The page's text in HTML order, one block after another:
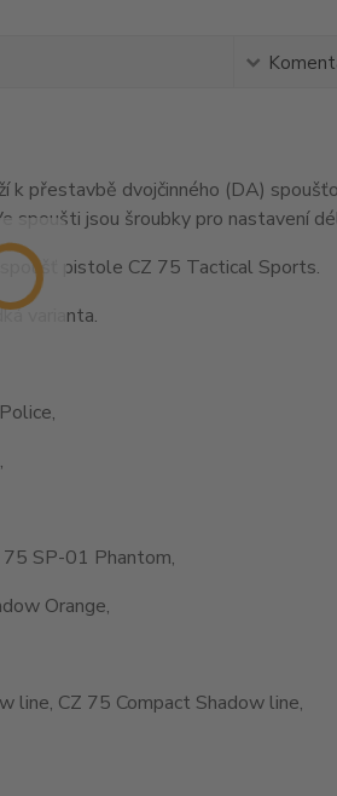
přestavbě dvojčinného (DA)
spoušti jsou šroubky pro nastavení
pistole CZ 75 Tactical Sports.
varianta.
SP-01 Phantom,
Orange,
line, CZ 75 Compact Shadow line,